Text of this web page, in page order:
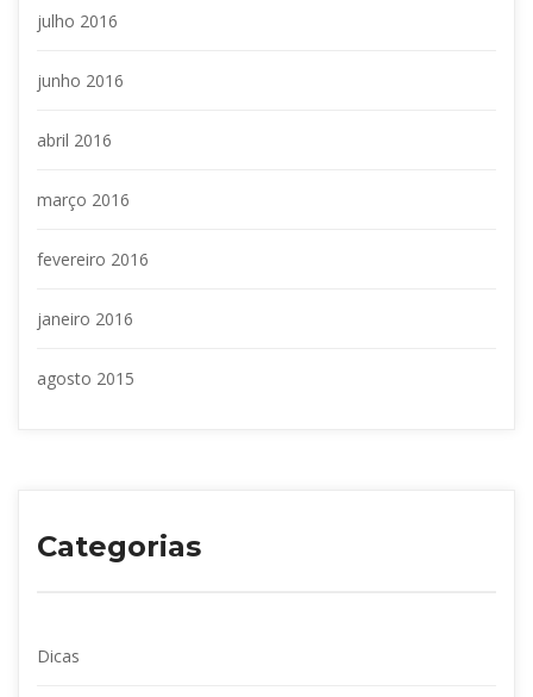
julho 2016
junho 2016
abril 2016
março 2016
fevereiro 2016
janeiro 2016
agosto 2015
Categoria
Dica